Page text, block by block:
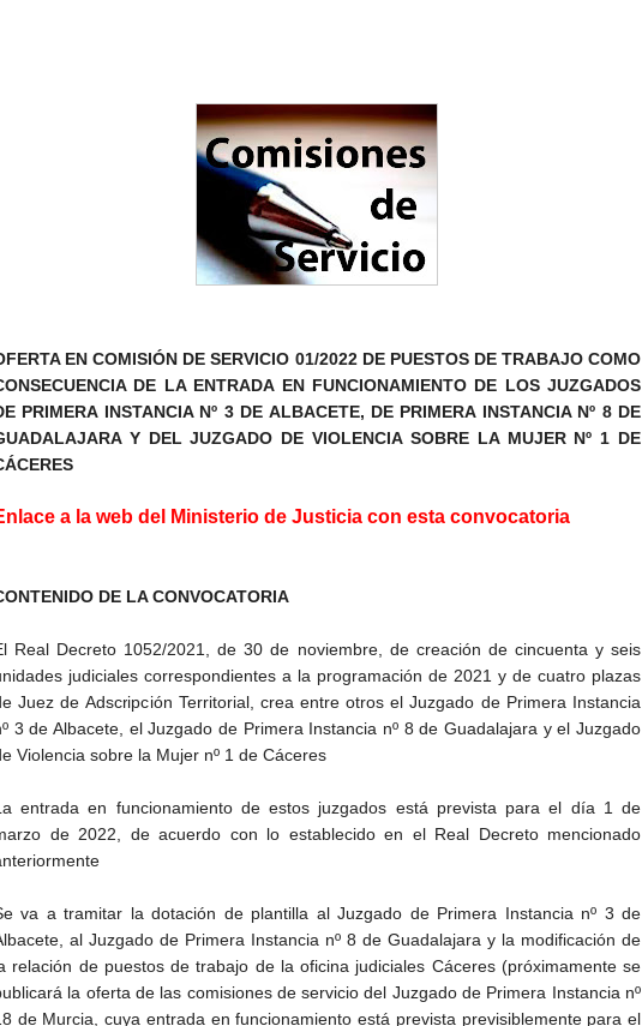
EN COMISIÓN DE SERVICIO 01/2022 DE PUESTOS DE TRABAJO COMO
DE LA ENTRADA EN FUNCIONAMIENTO DE LOS JUZGADOS
PRIMERA INSTANCIA Nº 3 DE ALBACETE, DE PRIMERA INSTANCIA Nº 8 DE
Y DEL JUZGADO DE VIOLENCIA SOBRE LA MUJER Nº 1 DE
a la web del Ministerio de Justicia con esta convocatoria
DE LA CONVOCATORIA
Real Decreto 1052/2021, de 30 de noviembre, de creación de cincuenta y seis
judiciales correspondientes a la programación de 2021 y de cuatro plazas
Juez de Adscripción Territorial, crea entre otros el Juzgado de Primera Instancia
3 de Albacete, el Juzgado de Primera Instancia nº 8 de Guadalajara y el Juzgado
Violencia sobre la Mujer nº 1 de Cáceres
entrada en funcionamiento de estos juzgados está prevista para el día 1 de
de 2022, de acuerdo con lo establecido en el Real Decreto mencionado
va a tramitar la dotación de plantilla al Juzgado de Primera Instancia nº 3 de
al Juzgado de Primera Instancia nº 8 de Guadalajara y la modificación de
relación de puestos de trabajo de la oficina judiciales Cáceres (próximamente se
la oferta de las comisiones de servicio del Juzgado de Primera Instancia nº
de Murcia, cuya entrada en funcionamiento está prevista previsiblemente para el